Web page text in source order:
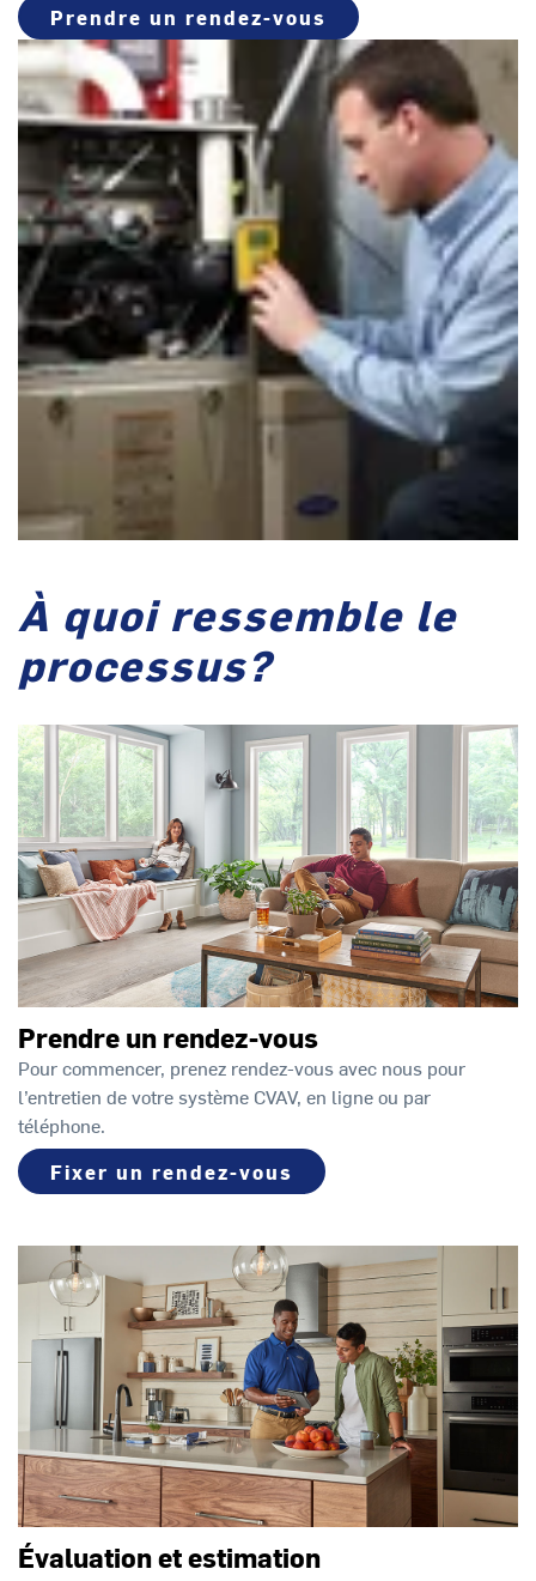
Prendre un rendez-vous
À quoi ressemble le
processus?
Prendre un rendez-vous
Pour commencer, prenez rendez-vous avec nous pour
l’entretien de votre système CVAV, en ligne ou par
téléphone.
Fixer un rendez-vous
Évaluation et estimation